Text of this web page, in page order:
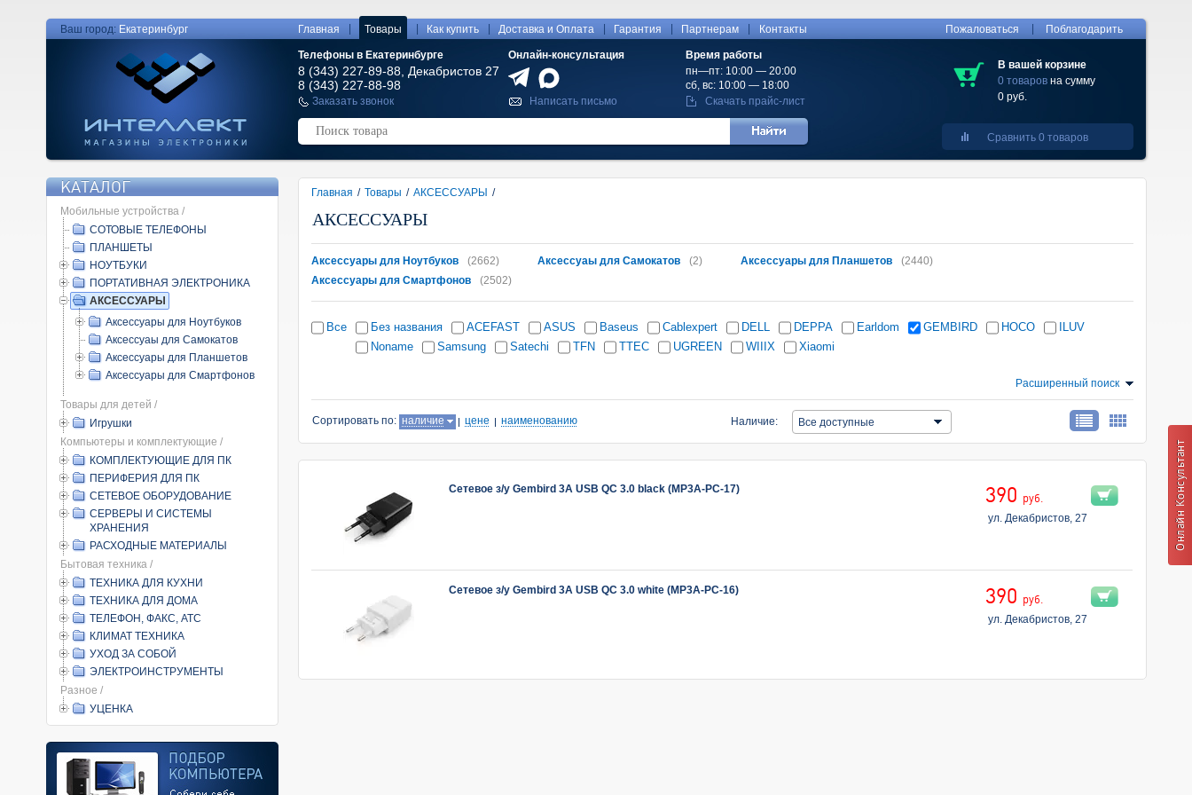
Ваш город: Екатеринбург Главная Товары Как купить Доставка и Оплата Гарантия Партнерам Контакты
Телефоны в Екатеринбурге
8 (343) 227-89-88, Декабристов 27
8 (343) 227-88-98
Онлайн-консультация
Время работы
пн—пт: 10:00 — 20:00
сб, вс: 10:00 — 18:00
Заказать звонок
Написать письмо Скачать прайс-лист
Пожаловаться Поблагодарить
В вашей корзине
0 товаров на сумму
0 руб.
Сравнить 0 товаров
КАТАЛОГ
Мобильные устройства /
СОТОВЫЕ ТЕЛЕФОНЫ
ПЛАНШЕТЫ
НОУТБУКИ
ПОРТАТИВНАЯ ЭЛЕКТРОНИКА
АКСЕССУАРЫ
Аксессуары для Ноутбуков
Аксессуаы для Самокатов
Аксессуары для Планшетов
Аксессуары для Смартфонов
Товары для детей /
Игрушки
Компьютеры и комплектующие /
КОМПЛЕКТУЮЩИЕ ДЛЯ ПК
ПЕРИФЕРИЯ ДЛЯ ПК
СЕТЕВОЕ ОБОРУДОВАНИЕ
СЕРВЕРЫ И СИСТЕМЫ
ХРАНЕНИЯ
РАСХОДНЫЕ МАТЕРИАЛЫ
Бытовая техника /
ТЕХНИКА ДЛЯ КУХНИ
ТЕХНИКА ДЛЯ ДОМА
ТЕЛЕФОН, ФАКС, АТС
КЛИМАТ ТЕХНИКА
УХОД ЗА СОБОЙ
ЭЛЕКТРОИНСТРУМЕНТЫ
Разное /
УЦЕНКА
Главная / Товары / АКСЕССУАРЫ /
АКСЕССУАРЫ
Аксессуары для Ноутбуков (2662) Аксессуаы для Самокатов (2) Аксессуары для Планшетов
(2440)
Аксессуары для Смартфонов
(2502)
Все Без названия ACEFAST ASUS Baseus Cablexpert DELL DEPPA Earldom GEMBIRD HOCO
ILUV
Noname
Samsung Satechi TFN TTEC UGREEN WIIIX Xiaomi
Расширенный поиск
Сортировать по: наличие цене наименованию Наличие: Все доступные
Сетевое з/у Gembird 3A USB QC 3.0 black (MP3A-PC-17) 390 руб.
ул. Декабристов, 27
Сетевое з/у Gembird 3A USB QC 3.0 white (MP3A-PC-16) 390 руб.
ул. Декабристов, 27